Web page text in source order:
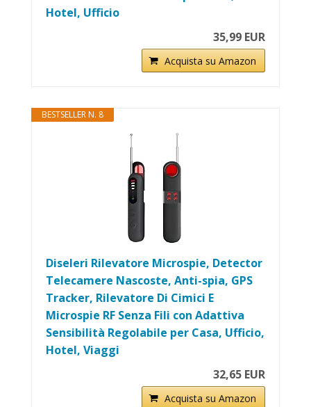
Hotel, Ufficio
35,99 EUR
Acquista su Amazon
BESTSELLER N. 8
Diseleri Rilevatore Microspie, Detector
Telecamere Nascoste, Anti-spia, GPS
Tracker, Rilevatore Di Cimici E
Microspie RF Senza Fili con Adattiva
Sensibilità Regolabile per Casa, Ufficio,
Hotel, Viaggi
32,65 EUR
Acquista su Amazon